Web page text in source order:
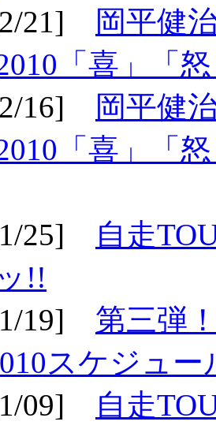
21]
岡平健
「喜」「
16]
岡平健
「喜」「
25]
自走
!!
19] 第三弾
スケジュー
09]
自走